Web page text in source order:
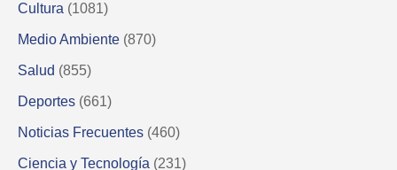
Cultura (1081)
Medio Ambiente (870)
Salud (855)
Deportes (661)
Noticias Frecuentes (460)
Ciencia y Tecnología (231)